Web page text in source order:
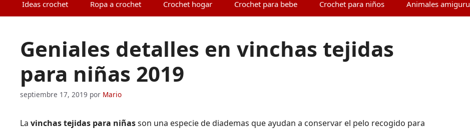
Ideas crochet Ropa a crochet Crochet hogar Crochet para bebe Crochet para niños Animales
Geniales detalles en vinchas tejidas
para niñas 2019
septiembre 17, 2019 por Mario
La vinchas tejidas para niñasson una especie de diademas que ayudan a conservar el pelo recogido para